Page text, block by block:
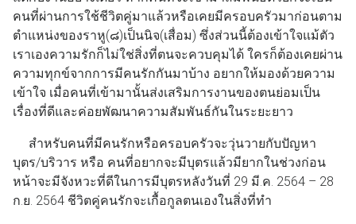
คนที่ผ่านการใช้ชีวิตคู่มาแล้วหรือเคยมีครอบครัวมาก่อนตาม
ตำแหน่งของราหู(๘)เป็นนิจ(เสื่อม) ซึ่งส่วนนี้ต้องเข้าใจแม้ตัว
เราเองความรักก็ไม่ใช่สิ่งที่ตนจะควบคุมได้ ใครก็ต้องเคยผ่าน
ความทุกข์จากการมีคนรักกันมาบ้าง อยากให้มองด้วยความ
เข้าใจ เมื่อคนที่เข้ามานั้นส่งเสริมการงานของตนย่อมเป็น
เรื่องที่ดีและค่อยพัฒนาความสัมพันธ์กันในระยะยาว
สำหรับคนที่มีคนรักหรือครอบครัวจะวุ่นวายกับปัญหา
บุตร/บริวาร หรือ คนที่อยากจะมีบุตรแล้วมียากในช่วงก่อน
หน้าจะมีจังหวะที่ดีในการมีบุตรหลังวันที่ 29 มี.ค. 2564 – 28
ก.ย. 2564 ชีวิตคู่คนรักจะเกื้อกูลตนเองในสิ่งที่ทำ